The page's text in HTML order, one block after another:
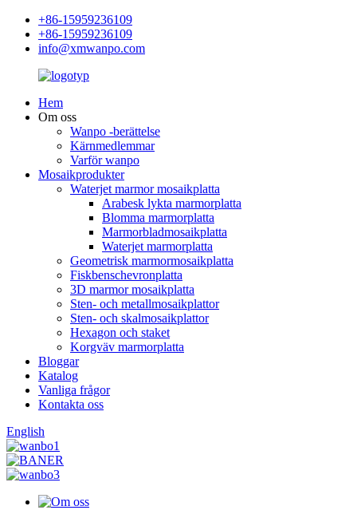
+86-15959236109
+86-15959236109
info@xmwanpo.com
Hem
Om oss
Wanpo -berättelse
Kärnmedlemmar
Varför wanpo
Mosaikprodukter
Waterjet marmor mosaikplatta
Arabesk lykta marmorplatta
Blomma marmorplatta
Marmorbladmosaikplatta
Waterjet marmorplatta
Geometrisk marmormosaikplatta
Fiskbenschevronplatta
3D marmor mosaikplatta
Sten- och metallmosaikplattor
Sten- och skalmosaikplattor
Hexagon och staket
Korgväv marmorplatta
Bloggar
Katalog
Vanliga frågor
Kontakta oss
English